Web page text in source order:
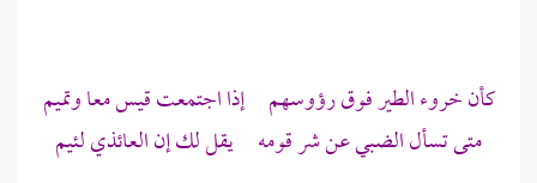
كأن خروء الطير فوق رؤوسهم إذا اجتمعتقيسمعاوتميم
متى تسألالضبيعن شر قومه يقل لك إنالعائذيلئيم